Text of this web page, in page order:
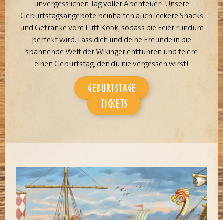
unvergesslichen Tag voller Abenteuer! Unsere
Geburtstagsangebote beinhalten auch leckere Snacks
und Getränke vom Lütt Köök, sodass die Feier rundum
perfekt wird. Lass dich und deine Freunde in die
spannende Welt der Wikinger entführen und feiere
einen Geburtstag, den du nie vergessen wirst!
GEBURTSTAGE
TICKETS